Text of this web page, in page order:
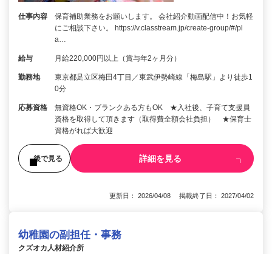
仕事内容
保育補助業務をお願いします。 会社紹介動画配信中！お気軽
にご相談下さい。 https://v.classtream.jp/create-group/#/pl
a…
給与 月給220,000円以上（賞与年2ヶ月分）
勤務地
東京都足立区梅田4丁目／東武伊勢崎線「梅島駅」より徒歩1
0分
応募資格
無資格OK・ブランクある方もOK ★入社後、子育て支援員
資格を取得して頂きます（取得費全額会社負担） ★保育士
資格がれば大歓迎
後で見る 詳細を見る
更新日： 2026/04/08 掲載終了日： 2027/04/02
幼稚園の副担任・事務
クズオカ人材紹介所